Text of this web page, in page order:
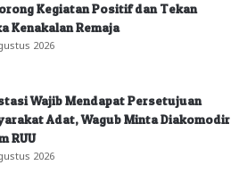
Kegiatan Positif dan Tekan
Kenakalan Remaja
2026
Wajib Mendapat Persetujuan
Adat, Wagub Minta Diakomodir
RUU
2026